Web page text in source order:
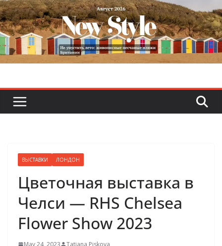
Skip
to
content
ВЫСТАВКИ ЛОНДОН
Цветочная выставка в
Челси — RHS Chelsea
Flower Show 2023